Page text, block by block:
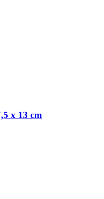
x 13 cm